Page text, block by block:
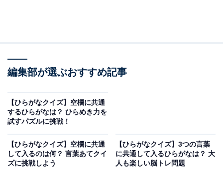
き□□け
編集部が選ぶおすすめ記事
【ひらがなクイズ】空欄に共通
するひらがなは？ ひらめき力を
試すパズルに挑戦！
【ひらがなクイズ】空欄に共通
して入るのは何？ 言葉あてクイ
ズに挑戦しよう
【ひらがなクイズ】3つの言葉
に共通して入るひらがなは？ 大
人も楽しい脳トレ問題